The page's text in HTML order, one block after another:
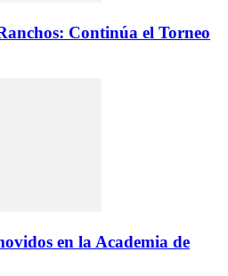
Continúa el Torneo
en la Academia de